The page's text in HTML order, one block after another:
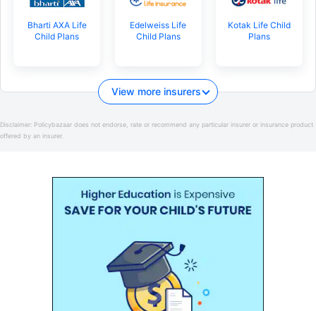
Bharti AXA Life
Child Plans
Edelweiss Life
Child Plans
Kotak Life Child
Plans
View more insurers
Disclaimer: Policybazaar does not endorse, rate or recommend any particular insurer or insurance product
offered by an insurer.